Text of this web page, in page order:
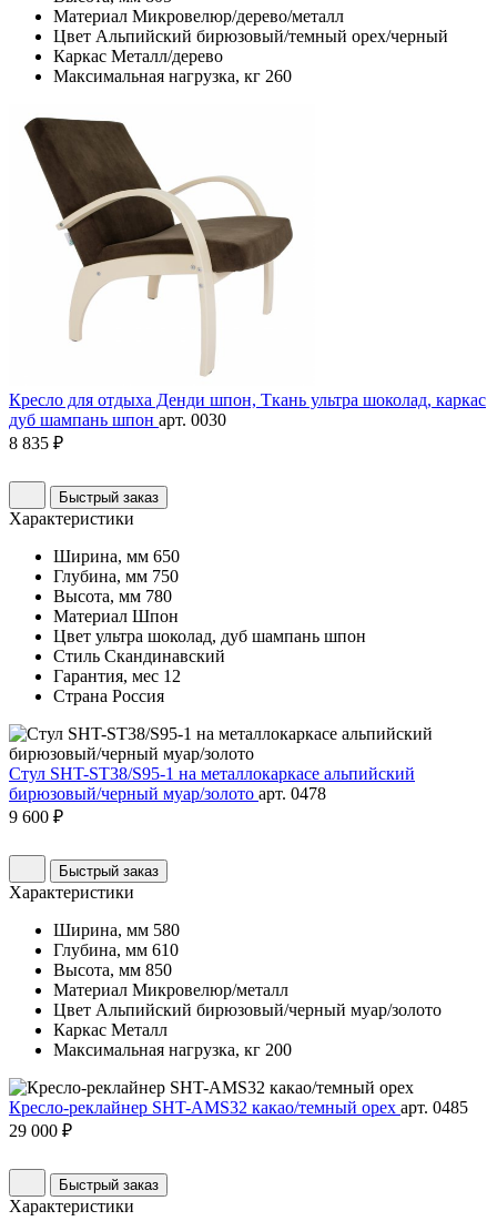
Материал Микровелюр/дерево/металл
Цвет Альпийский бирюзовый/темный орех/черный
Каркас Металл/дерево
Максимальная нагрузка, кг 260
Кресло для отдыха Денди шпон, Ткань ультра шоколад, каркас
дуб шампань шпон арт. 0030
8 835 ₽
Быстрый заказ
Характеристики
Ширина, мм 650
Глубина, мм 750
Высота, мм 780
Материал Шпон
Цвет ультра шоколад, дуб шампань шпон
Стиль Скандинавский
Гарантия, мес 12
Страна Россия
Стул SHT-ST38/S95-1 на металлокаркасе альпийский
бирюзовый/черный муар/золото арт. 0478
9 600 ₽
Быстрый заказ
Характеристики
Ширина, мм 580
Глубина, мм 610
Высота, мм 850
Материал Микровелюр/металл
Цвет Альпийский бирюзовый/черный муар/золото
Каркас Металл
Максимальная нагрузка, кг 200
Кресло-реклайнер SHT-AMS32 какао/темный орех арт. 0485
29 000 ₽
Быстрый заказ
Характеристики